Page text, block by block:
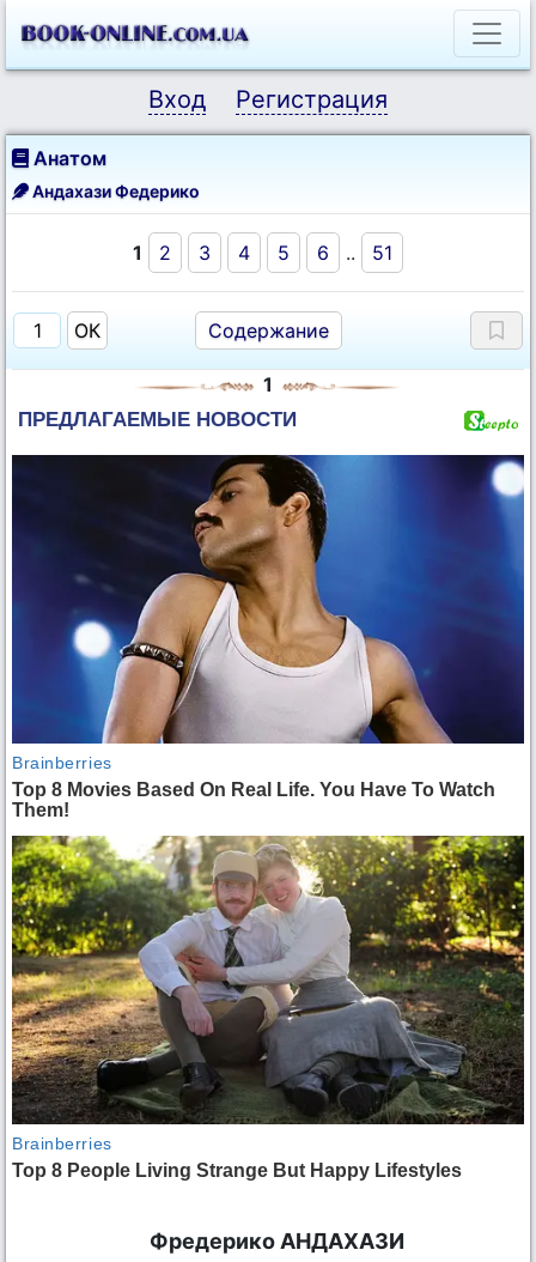
Вход Регистрация
Анатом
Андахази Федерико
1 2 3 4 5 6 .. 51
Содержание
1
Фредерико АНДАХАЗИ